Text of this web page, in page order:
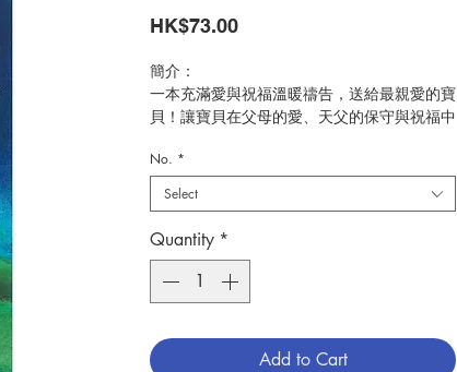
HK$73.00Price
簡介：
一本充滿愛與祝福溫暖禱告，送給最親愛的寶
貝！讓寶貝在父母的愛、天父的保守與祝福中
親愛的孩子，在你出生之前，我就已經為你祈
禱了。
當你第一次搖搖晃晃學走路時，我祈求上帝指
引你的腳步。
永遠愛祂。
No. *
Select
Quantity *
Add to Cart